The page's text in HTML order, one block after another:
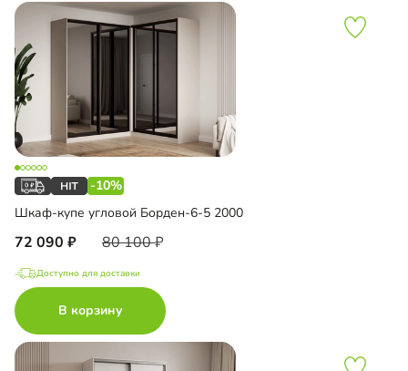
-10%
Шкаф-купе угловой Борден-6-5 2000
72 090 80 100
Доступно для доставки
В корзину